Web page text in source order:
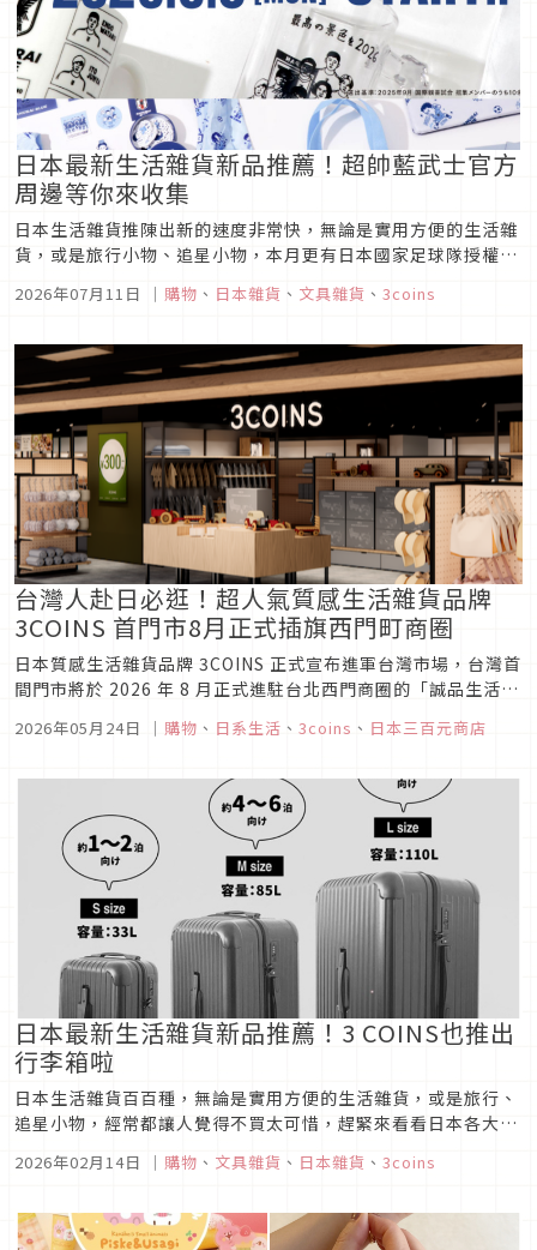
日本最新生活雜貨新品推薦！超帥藍武士官方
周邊等你來收集
日本生活雜貨推陳出新的速度非常快，無論是實用方便的生活雜
貨，或是旅行小物、追星小物，本月更有日本國家足球隊授權的
藍武士周邊小物，趕緊來看看有那些必買的雜貨小物！
2026年07月11日 ｜ 購物 、 日本雜貨 、 文具雜貨 、 3coins
台灣人赴日必逛！超人氣質感生活雜貨品牌
3COINS 首門市8月正式插旗西門町商圈
日本質感生活雜貨品牌 3COINS 正式宣布進軍台灣市場，台灣首
間門市將於 2026 年 8 月正式進駐台北西門商圈的「誠品生活武
本，也能輕鬆入手高質感平價日系雜貨。
2026年05月24日 ｜ 購物 、 日系生活 、 3coins 、 日本三百元商店
日本最新生活雜貨新品推薦！3 COINS也推出
行李箱啦
日本生活雜貨百百種，無論是實用方便的生活雜貨，或是旅行、
追星小物，經常都讓人覺得不買太可惜，趕緊來看看日本各大雜
貨品牌在3月推出的全新生活雜貨小物！
2026年02月14日 ｜ 購物 、 文具雜貨 、 日本雜貨 、 3coins